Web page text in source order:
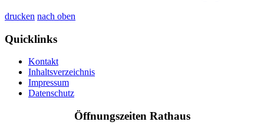
drucken nach oben
Quicklinks
Kontakt
Inhaltsverzeichnis
Impressum
Datenschutz
Öffnungszeiten Rathaus